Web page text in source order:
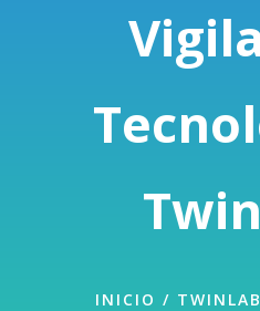
INICIO / TWINLAB